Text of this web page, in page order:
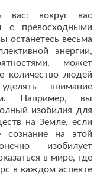
вас: вокруг вас
с превосходными
останетесь весьма
энергии,
может
количество людей
внимание
Например, вы
изобилия для
на Земле, если
сознание на этой
изобилует
в мире, где
в каждом аспекте